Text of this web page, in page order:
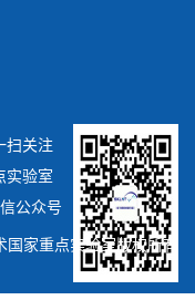
扫关注
实验室
公众号
家重点实验室版权所有